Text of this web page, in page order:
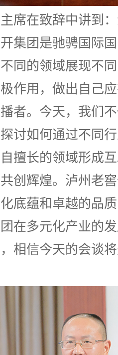
在致辞中讲到：
集团是驰骋国际
同的领域展现不
作用，做出自己
者。今天，我们
讨如何通过不同
擅长的领域形成
创辉煌。泸州老
底蕴和卓越的品
在多元化产业的
相信今天的会谈